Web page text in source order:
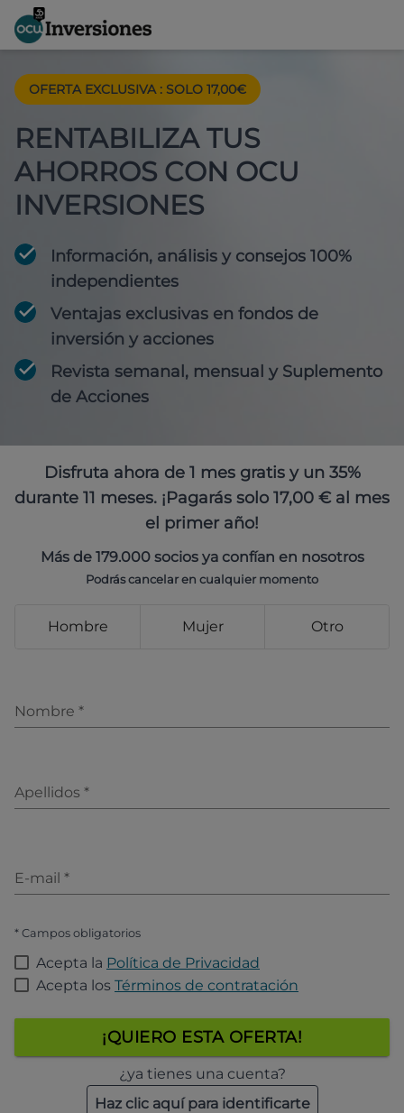
OFERTA EXCLUSIVA : SOLO 17,00€
RENTABILIZA TUS
AHORROS CON OCU
INVERSIONES
Información, análisis y consejos 100%
independientes
Ventajas exclusivas en fondos de
inversión y acciones
Revista semanal, mensual y Suplemento
de Acciones
Disfruta ahora de 1 mes gratis y un 35%
durante 11 meses. ¡Pagarás solo 17,00 € al mes
el primer año!
Más de 179.000 socios ya confían en nosotros
Podrás cancelar en cualquier momento
Hombre Mujer Otro
Nombre *
Apellidos *
E-mail *
* Campos obligatorios
Acepta la Política de Privacidad
Acepta los Términos de contratación
¡QUIERO ESTA OFERTA!
¿ya tienes una cuenta?
Haz clic aquí para identificarte